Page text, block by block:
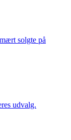
solgte på
udvalg.